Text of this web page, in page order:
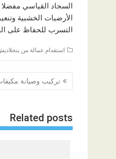
السجاد القياسي
الأرضيات الخشبية
التسرب للحفاظ على
استقدام عمالة من
تصفّح
المقالات
تركيب وصيانة مكيفات بحفر
Related posts